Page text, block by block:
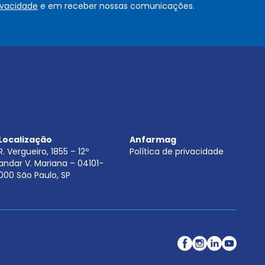
u
e em receber nossas comunicações.
Vergueiro, 1855 – 12º
V. Mariana – 04101-
São Paulo, SP
Anfarmag
Política de privacidade